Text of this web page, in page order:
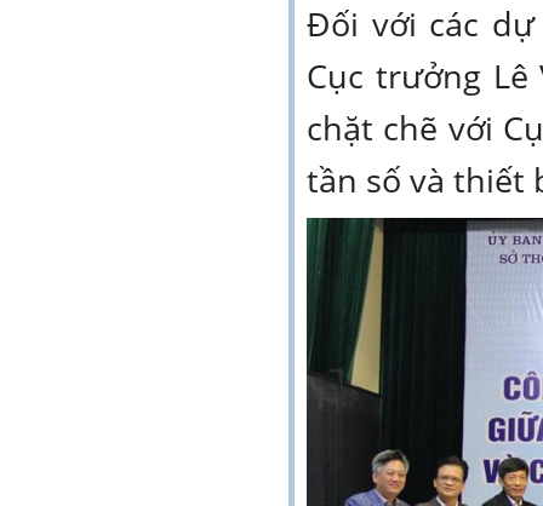
Đối với các
Cục trưởng
chặt chẽ với
tần số và thiết